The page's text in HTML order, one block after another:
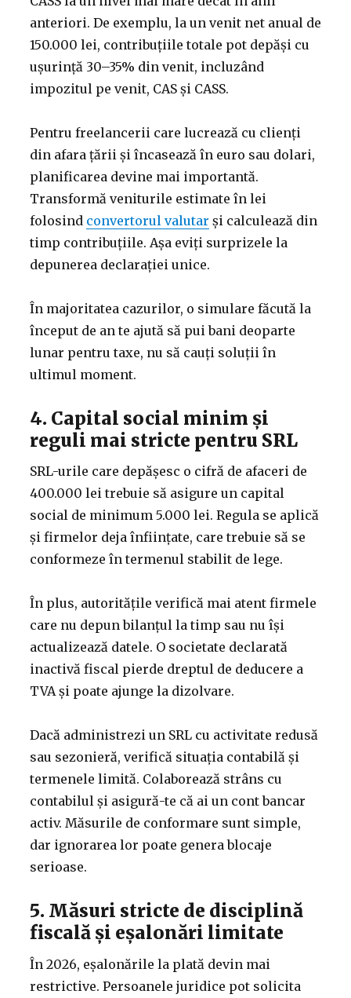
anteriori. De exemplu, la un venit net anual de
150.000 lei, contribuțiile totale pot depăși cu
ușurință 30–35% din venit, incluzând
impozitul pe venit, CAS și CASS.
Pentru freelancerii care lucrează cu clienți
din afara țării și încasează în euro sau dolari,
planificarea devine mai importantă.
Transformă veniturile estimate în lei
folosind convertorul valutar și calculează din
timp contribuțiile. Așa eviți surprizele la
depunerea declarației unice.
În majoritatea cazurilor, o simulare făcută la
început de an te ajută să pui bani deoparte
lunar pentru taxe, nu să cauți soluții în
ultimul moment.
4. Capital social minim și
reguli mai stricte pentru SRL
SRL-urile care depășesc o cifră de afaceri de
400.000 lei trebuie să asigure un capital
social de minimum 5.000 lei. Regula se aplică
și firmelor deja înființate, care trebuie să se
conformeze în termenul stabilit de lege.
În plus, autoritățile verifică mai atent firmele
care nu depun bilanțul la timp sau nu își
actualizează datele. O societate declarată
inactivă fiscal pierde dreptul de deducere a
TVA și poate ajunge la dizolvare.
Dacă administrezi un SRL cu activitate redusă
sau sezonieră, verifică situația contabilă și
termenele limită. Colaborează strâns cu
contabilul și asigură-te că ai un cont bancar
activ. Măsurile de conformare sunt simple,
dar ignorarea lor poate genera blocaje
serioase.
5. Măsuri stricte de disciplină
fiscală și eșalonări limitate
În 2026, eșalonările la plată devin mai
restrictive. Persoanele juridice pot solicita